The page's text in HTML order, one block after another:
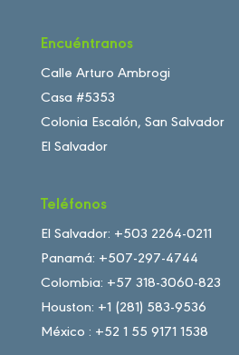
Encuéntranos
Calle Arturo Ambrogi
Casa #5353
Colonia Escalón, San Salvador
El Salvador
Teléfonos
El Salvador: +503 2264-0211
Panamá: +507-297-4744
Colombia: +57 318-3060-823
Houston: +1 (281) 583-9536
México : +52 1 55 9171 1538